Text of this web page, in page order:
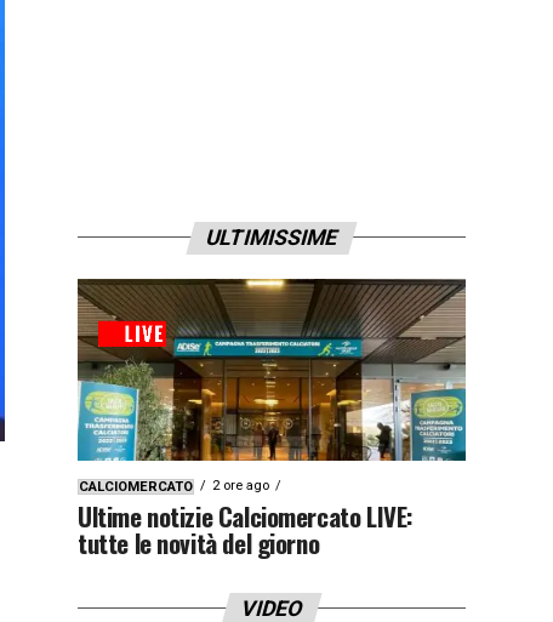
ULTIMISSIME
CALCIOMERCATO 2 ore ago
Ultime notizie Calciomercato LIVE:
tutte le novità del giorno
VIDEO